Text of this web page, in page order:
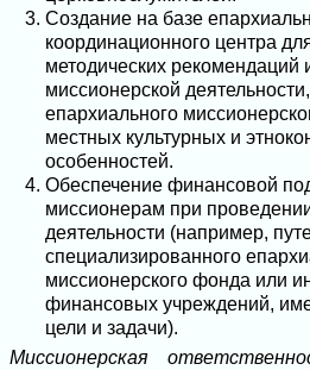
Создание на базе
координационного центра
методических рекомендаций
миссионерской
епархиального
местных культурных и
особенностей.
Обеспечение финансовой
миссионерам при
деятельности (например,
специализированного
миссионерского фонда или
финансовых учреждений,
цели и задачи).
Миссионерская